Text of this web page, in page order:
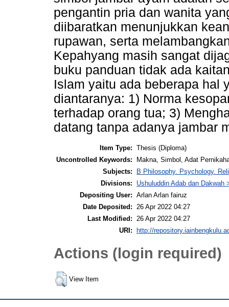
pengantin pria dan wanita
diibaratkan menunjukkan
rupawan, serta
Kepahyang masih sangat
buku panduan tidak ada
Islam yaitu ada beberapa hal
diantaranya: 1) Norma
terhadap orang tua; 3)
datang tanpa adanya jambar
Item Type: Thesis (Diploma)
Uncontrolled Keywords:
Makna, Simbol, Adat
Subjects:
B Philosophy. Psychology.
Divisions:
Ushuluddin Adab dan Dakwah
Depositing User: Arlan Arlan fairuz
Date Deposited:
26 Apr 2022 04:27
Last Modified:
26 Apr 2022 04:27
URI:
http://
Actions (login required)
View Item